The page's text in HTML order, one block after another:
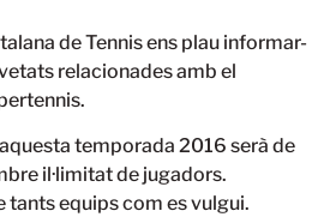
de Tennis ens plau informar-
relacionades amb el
temporada 2016 serà de
il·limitat de jugadors.
tants equips com es vulgui.